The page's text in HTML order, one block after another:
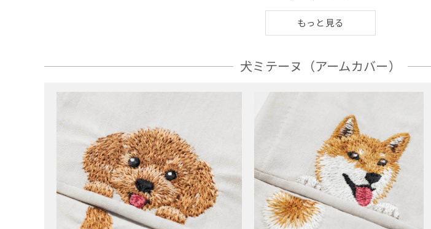
もっと見る
犬ミテーヌ（アームカバー）